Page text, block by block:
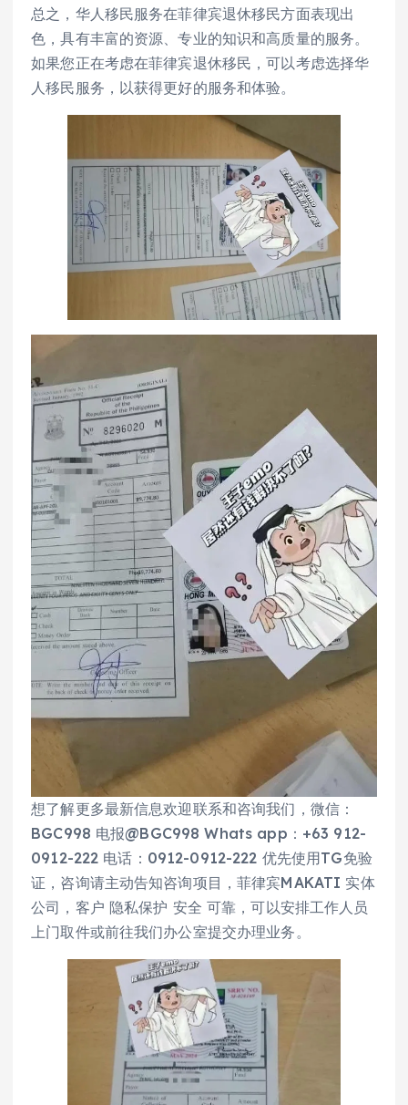
总之，华人移民服务在菲律宾退休移民方面表现出
色，具有丰富的资源、专业的知识和高质量的服务。
如果您正在考虑在菲律宾退休移民，可以考虑选择华
人移民服务，以获得更好的服务和体验。
想了解更多最新信息欢迎联系和咨询我们，微信：
BGC998 电报@BGC998 Whats app：+63 912-
0912-222 电话：0912-0912-222 优先使用TG免验
证，咨询请主动告知咨询项目，菲律宾MAKATI 实体
公司，客户 隐私保护 安全 可靠，可以安排工作人员
上门取件或前往我们办公室提交办理业务。